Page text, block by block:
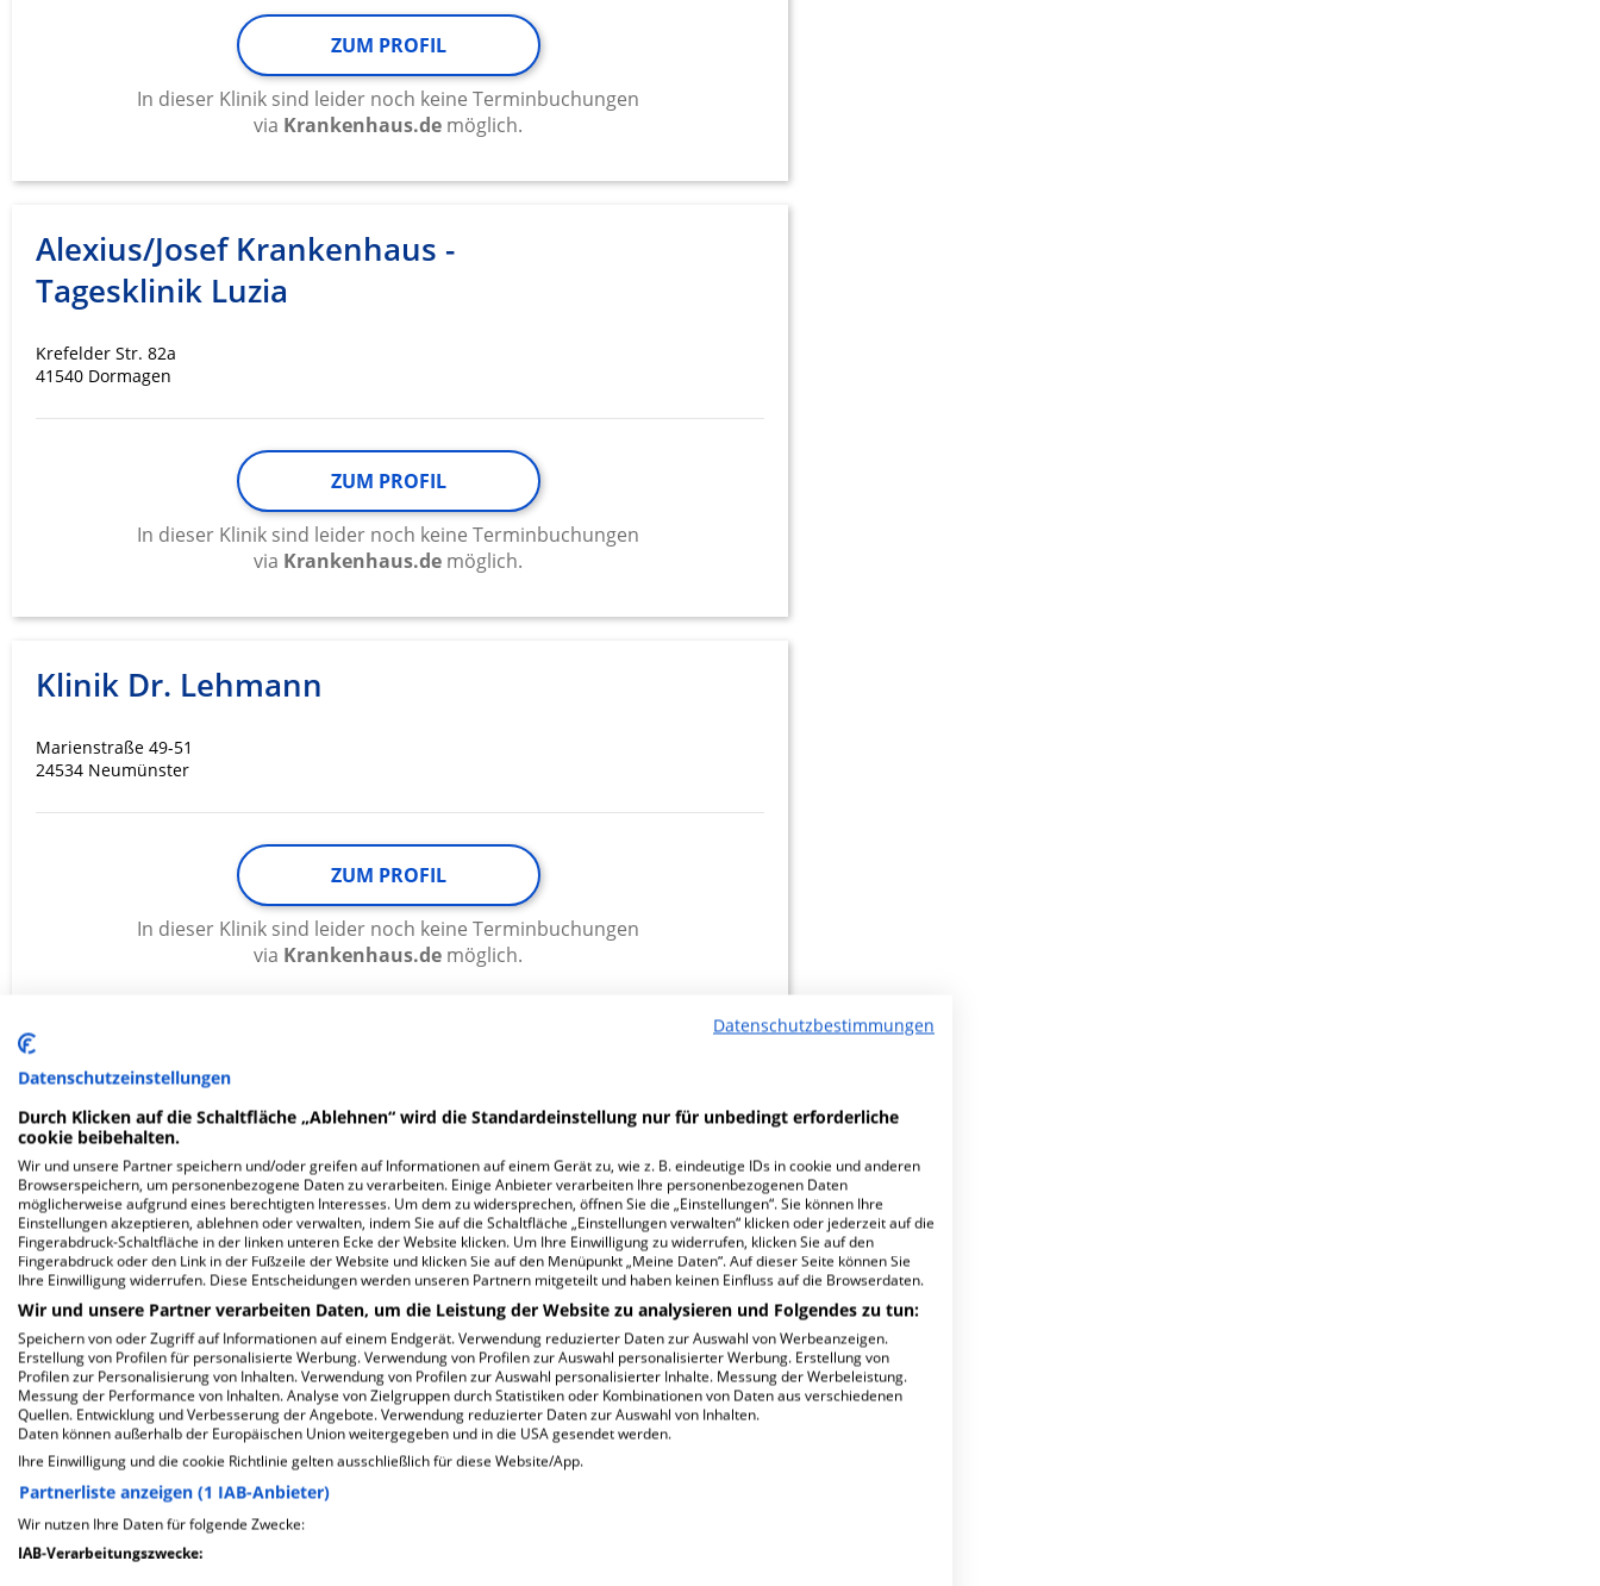
ZUM PROFIL
In dieser Klinik sind leider noch keine Terminbuchungen
via Krankenhaus.de möglich.
Alexius/Josef Krankenhaus -
Tagesklinik Luzia
Krefelder Str. 82a
41540 Dormagen
ZUM PROFIL
In dieser Klinik sind leider noch keine Terminbuchungen
via Krankenhaus.de möglich.
Klinik Dr. Lehmann
Marienstraße 49-51
24534 Neumünster
ZUM PROFIL
In dieser Klinik sind leider noch keine Terminbuchungen
via Krankenhaus.de möglich.
Sankt Marien-Hospital Buer GmbH
Mühlenstr. 5-9
45894 Gelsenkirchen
ZUM PROFIL
In dieser Klinik sind leider noch keine Terminbuchungen
viaKrankenhaus.demöglich.
Blaues Kreuz Diakoniewerk mGmbH -
Fachklinik…
Datenschutzbestimmungen
Datenschutzeinstellungen
Durch Klicken auf die Schaltfläche „Ablehnen“ wird die Standardeinstellung nur für unbedingt erforderliche
cookie beibehalten.
Wir und unsere Partner speichern und/oder greifen auf Informationen auf einem Gerät zu, wie z. B. eindeutige IDs in cookie und anderen
Browserspeichern, um personenbezogene Daten zu verarbeiten. Einige Anbieter verarbeiten Ihre personenbezogenen Daten
möglicherweise aufgrund eines berechtigten Interesses. Um dem zu widersprechen, öffnen Sie die „Einstellungen“. Sie können Ihre
Einstellungen akzeptieren, ablehnen oder verwalten, indem Sie auf die Schaltfläche „Einstellungen verwalten“ klicken oder jederzeit auf die
Fingerabdruck-Schaltfläche in der linken unteren Ecke der Website klicken. Um Ihre Einwilligung zu widerrufen, klicken Sie auf den
Fingerabdruck oder den Link in der Fußzeile der Website und klicken Sie auf den Menüpunkt „Meine Daten“. Auf dieser Seite können Sie
Ihre Einwilligung widerrufen. Diese Entscheidungen werden unseren Partnern mitgeteilt und haben keinen Einfluss auf die Browserdaten.
Wir und unsere Partner verarbeiten Daten, um die Leistung der Website zu analysieren und Folgendes zu tun:
Speichern von oder Zugriff auf Informationen auf einem Endgerät. Verwendung reduzierter Daten zur Auswahl von Werbeanzeigen.
Erstellung von Profilen für personalisierte Werbung. Verwendung von Profilen zur Auswahl personalisierter Werbung. Erstellung von
Profilen zur Personalisierung von Inhalten. Verwendung von Profilen zur Auswahl personalisierter Inhalte. Messung der Werbeleistung.
Messung der Performance von Inhalten. Analyse von Zielgruppen durch Statistiken oder Kombinationen von Daten aus verschiedenen
Quellen. Entwicklung und Verbesserung der Angebote. Verwendung reduzierter Daten zur Auswahl von Inhalten.
Daten können außerhalb der Europäischen Union weitergegeben und in die USA gesendet werden.
Ihre Einwilligung und die cookie Richtlinie gelten ausschließlich für diese Website/App.
Partnerliste anzeigen (1 IAB-Anbieter)
Wir nutzen Ihre Daten für folgende Zwecke:
IAB-Verarbeitungszwecke: